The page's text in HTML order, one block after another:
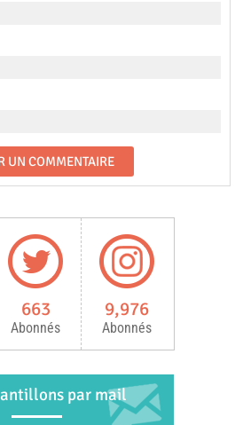
663
Abonnés
9,976
Abonnés
par mail